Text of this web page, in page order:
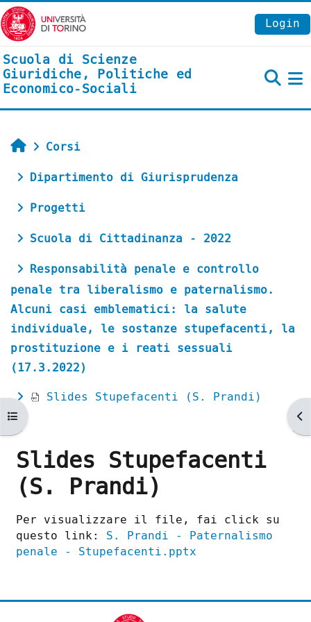
Vai al contenuto principale
Login
Scuola di Scienze
Giuridiche, Politiche ed
Economico-Sociali
Apri indice del corso
Home
Corsi
Dipartimento di Giurisprudenza
Progetti
Scuola di Cittadinanza - 2022
Responsabilità penale e controllo
penale tra liberalismo e paternalismo.
Alcuni casi emblematici: la salute
individuale, le sostanze stupefacenti, la
prostituzione e i reati sessuali
(17.3.2022)
Slides Stupefacenti (S. Prandi)
Slides Stupefacenti
(S. Prandi)
Aggregazione dei criteri
Per visualizzare il file, fai click su
questo link: S. Prandi - Paternalismo
penale - Stupefacenti.pptx